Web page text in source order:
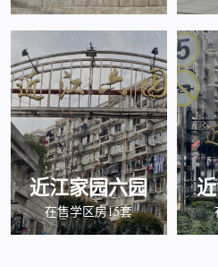
近江家园六园
在售学区房15套